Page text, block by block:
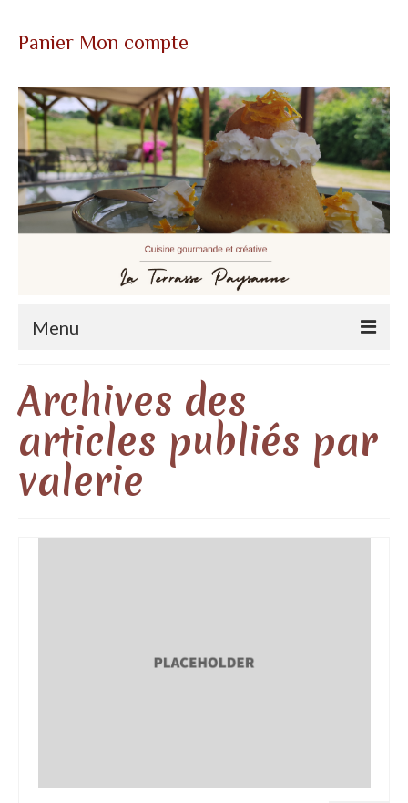
Panier Mon compte
Menu
Qui sommes nous?
La terrasse paysanne
Les cosmétiques
Accueil camping-cariste
Miels
Archives des
articles publiés par
valerie